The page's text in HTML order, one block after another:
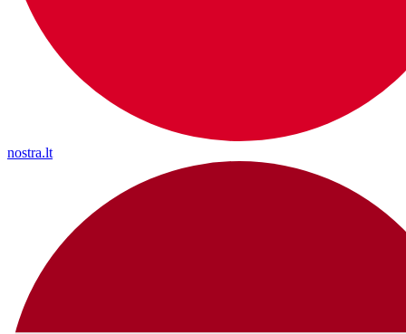
nostra.lt